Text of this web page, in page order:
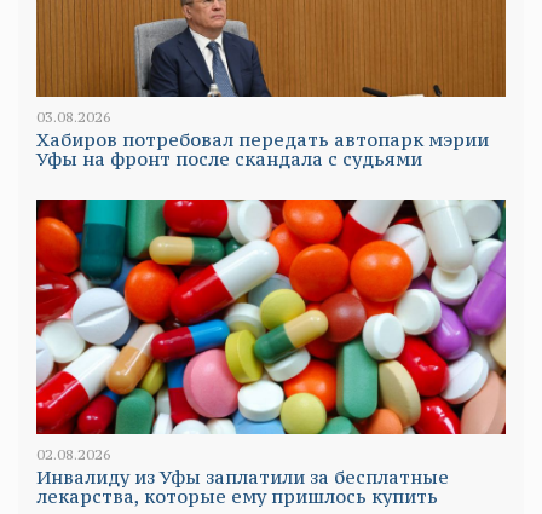
03.08.2026
Хабиров потребовал передать автопарк мэрии
Уфы на фронт после скандала с судьями
02.08.2026
Инвалиду из Уфы заплатили за бесплатные
лекарства, которые ему пришлось купить